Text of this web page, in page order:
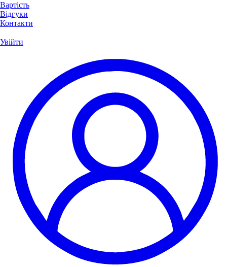
Вартість
Відгуки
Контакти
Увійти